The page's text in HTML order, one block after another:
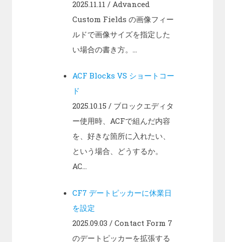
2025.11.11 / Advanced
Custom Fields の画像フィー
ルドで画像サイズを指定した
い場合の書き方。...
ACF Blocks VS ショートコー
ド
2025.10.15 / ブロックエディタ
ー使用時、ACFで組んだ内容
を、好きな箇所に入れたい、
という場合、どうするか。
AC...
CF7 デートピッカーに休業日
を設定
2025.09.03 / Contact Form 7
のデートピッカーを拡張する